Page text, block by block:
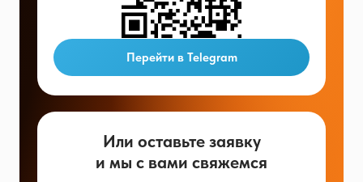
Перейти в Telegram
Или оставьте заявку
и мы с вами свяжемся